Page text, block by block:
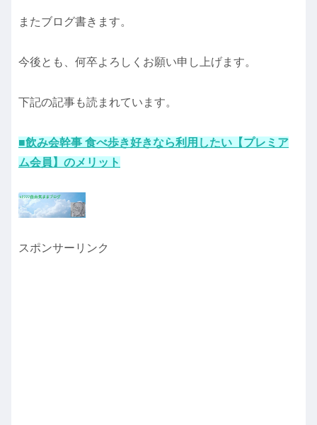
またブログ書きます。
今後とも、何卒よろしくお願い申し上げます。
下記の記事も読まれています。
■飲み会幹事 食べ歩き好きなら利用したい【プレミア
ム会員】のメリット
スポンサーリンク